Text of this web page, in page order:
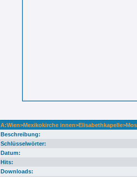
A:Wien>Mexikokirche
Beschreibung:
Schlüsselwörter:
Datum:
Hits:
Downloads: